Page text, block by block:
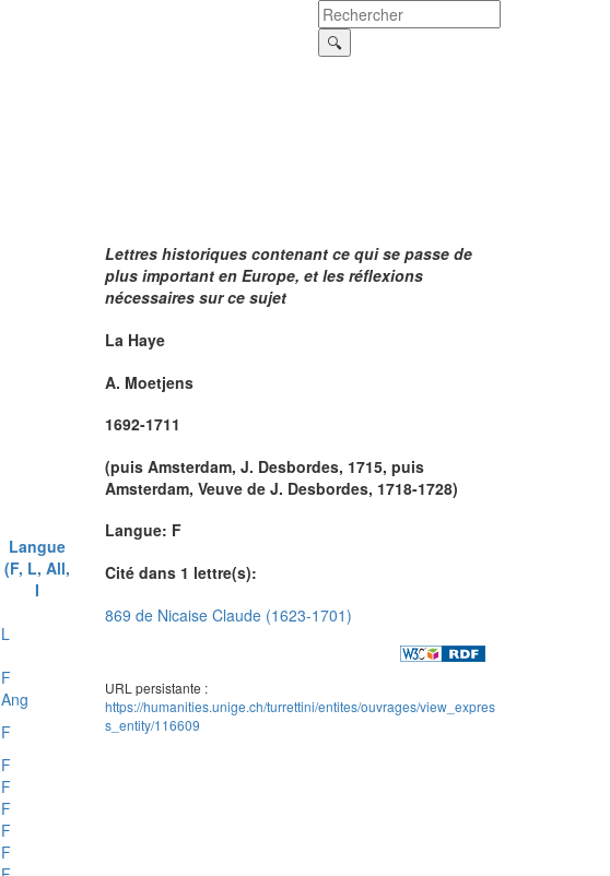
Langue
(F, L, All,
I
L
F
Ang
F
F
F
F
F
F
Lettres historiques contenant ce qui se passe de
plus important en Europe, et les réflexions
nécessaires sur ce sujet
La Haye
A. Moetjens
1692-1711
(puis Amsterdam, J. Desbordes, 1715, puis
Amsterdam, Veuve de J. Desbordes, 1718-1728)
Langue: F
Cité dans 1 lettre(s):
869 de Nicaise Claude (1623-1701)
URL persistante :
https://humanities.unige.ch/turrettini/entites/ouvrages/view_expres
s_entity/116609